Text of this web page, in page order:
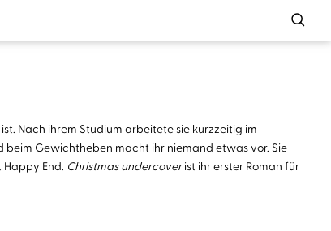
Nach ihrem Studium arbeitete sie kurzzeitig im
Gewichtheben macht ihr niemand etwas vor. Sie
Happy End. Christmas undercoverist ihr erster Roman für